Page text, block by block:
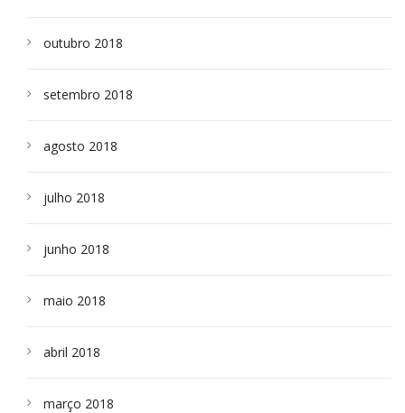
outubro 2018
setembro 2018
agosto 2018
julho 2018
junho 2018
maio 2018
abril 2018
março 2018